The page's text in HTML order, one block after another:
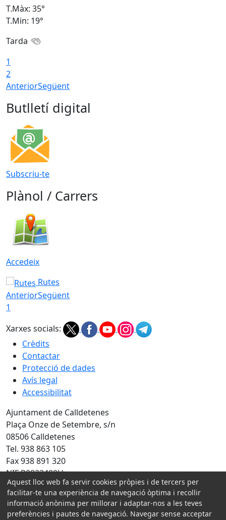
T.Màx: 35°
T.Min: 19°
Tarda
1
2
AnteriorSegüent
Butlletí digital
Subscriu-te
Plànol / Carrers
Accedeix
Rutes
AnteriorSegüent
1
Xarxes socials:
Crèdits
Contactar
Protecció de dades
Avís legal
Accessibilitat
Ajuntament de Calldetenes
Plaça Onze de Setembre, s/n
08506 Calldetenes
Tel. 938 863 105
Fax 938 891 320
NIF P0822400H
Amb la col·laboració de:
Aquest lloc web fa servir cookies pròpies i de tercers per
facilitar-te una experiència de navegació òptima i recollir
informació anònima per millorar i adaptar-nos a les teves
preferències i pautes de navegació. Navegar sense acceptar